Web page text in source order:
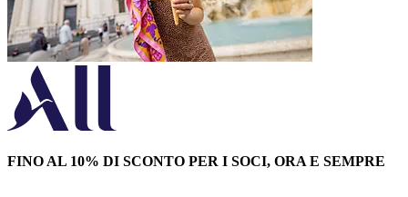
FINO AL 10% DI SCONTO PER I SOCI, ORA E SEMPRE